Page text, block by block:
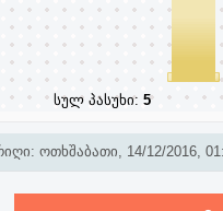
სულ პასუხი: 5
ოთხშაბათი, 14/12/2016,